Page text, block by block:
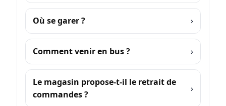
Où se garer ?
Comment venir en bus ?
Le magasin propose-t-il le retrait de
commandes ?